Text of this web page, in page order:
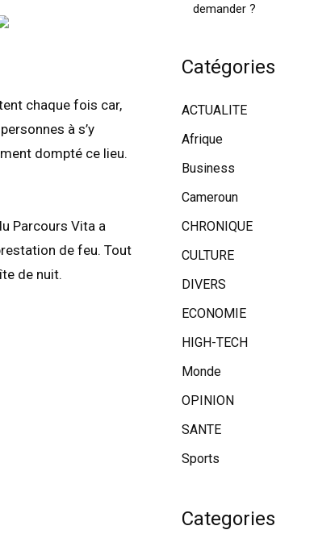
chaque fois car,
à s’y
dompté ce lieu.
Parcours Vita a
de feu. Tout
de nuit.
demander ?
Catégories
ACTUALITE
Afrique
Business
Cameroun
CHRONIQUE
CULTURE
DIVERS
ECONOMIE
HIGH-TECH
Monde
OPINION
SANTE
Sports
Categories